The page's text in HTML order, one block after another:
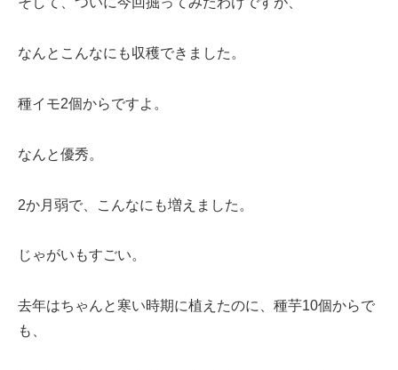
なんとこんなにも収穫できました。
種イモ2個からですよ。
なんと優秀。
2か月弱で、こんなにも増えました。
じゃがいもすごい。
去年はちゃんと寒い時期に植えたのに、種芋10個からで
も、